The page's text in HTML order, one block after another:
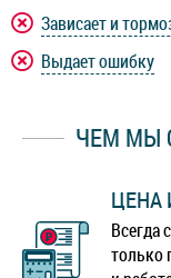
Зависает и
Выдает ошибку
ЧЕМ МЫ
ЦЕНА
Всегда
только